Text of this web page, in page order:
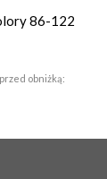
86-122
obniżką: